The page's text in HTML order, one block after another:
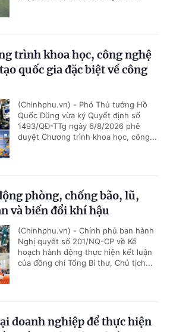
trình khoa học, công nghệ
quốc gia đặc biệt về công
(Chinhphu.vn) - Phó Thủ tướng Hồ
Quốc Dũng vừa ký Quyết định số
1493/QĐ-TTg ngày 6/8/2026 phê
duyệt Chương trình khoa học, công...
phòng, chống bão, lũ,
và biến đổi khí hậu
(Chinhphu.vn) - Chính phủ ban hành
Nghị quyết số 201/NQ-CP về Kế
hoạch hành động thực hiện kết luận
của đồng chí Tổng Bí thư, Chủ tịch...
doanh nghiệp để thực hiện